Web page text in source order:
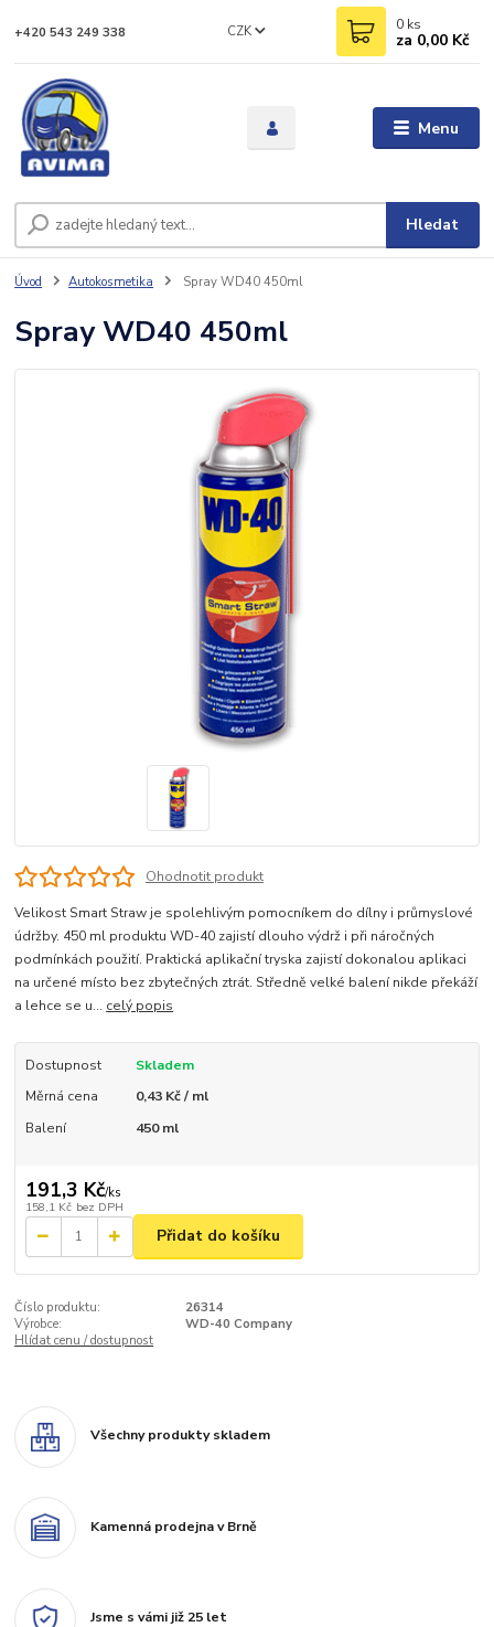
Menu
CZK
Hledat
+420 543 249 338 0 ks
za 0,00 Kč
Úvod Autokosmetika Spray WD40 450ml
Spray WD40 450ml
Ohodnotit produkt
Velikost Smart Straw je spolehlivým pomocníkem do dílny i průmyslové
údržby. 450 ml produktu WD-40 zajistí dlouho výdrž i při náročných
podmínkách použití. Praktická aplikační tryska zajistí dokonalou aplikaci
na určené místo bez zbytečných ztrát. Středně velké balení nikde překáží
a lehce se u... celý popis
Dostupnost
Skladem
Měrná cena
0,43 Kč / ml
Balení
450 ml
191,3 Kč/ks
158,1 Kč bez DPH
Přidat do košíku
Číslo produktu:
26314
Výrobce:
WD-40 Company
Hlídat cenu / dostupnost
Všechny produkty skladem
Kamenná prodejna v Brně
Jsme s vámi již 25 let